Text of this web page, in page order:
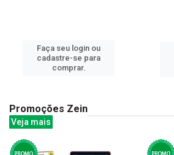
Faça seu login ou
cadastre-se para
comprar.
Promoções Zein
Veja mais